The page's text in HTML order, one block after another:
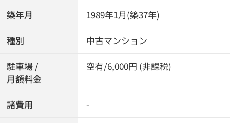
築年月 1989年1月(築37年)
種別 中古マンション
駐車場 /
月額料金
空有/6,000円 (非課税)
諸費用 -